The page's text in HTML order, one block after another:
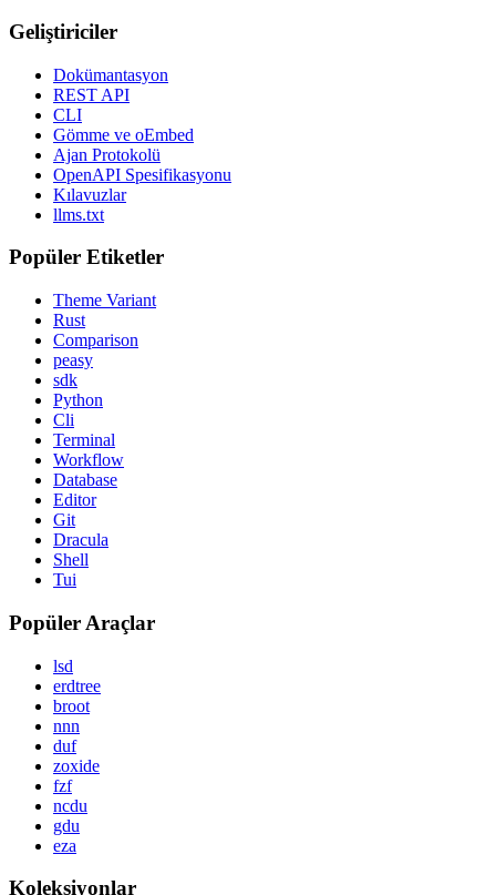
Geliştiriciler
Dokümantasyon
REST API
CLI
Gömme ve oEmbed
Ajan Protokolü
OpenAPI Spesifikasyonu
Kılavuzlar
llms.txt
Popüler Etiketler
Theme Variant
Rust
Comparison
peasy
sdk
Python
Cli
Terminal
Workflow
Database
Editor
Git
Dracula
Shell
Tui
Popüler Araçlar
lsd
erdtree
broot
nnn
duf
zoxide
fzf
ncdu
gdu
eza
Koleksiyonlar